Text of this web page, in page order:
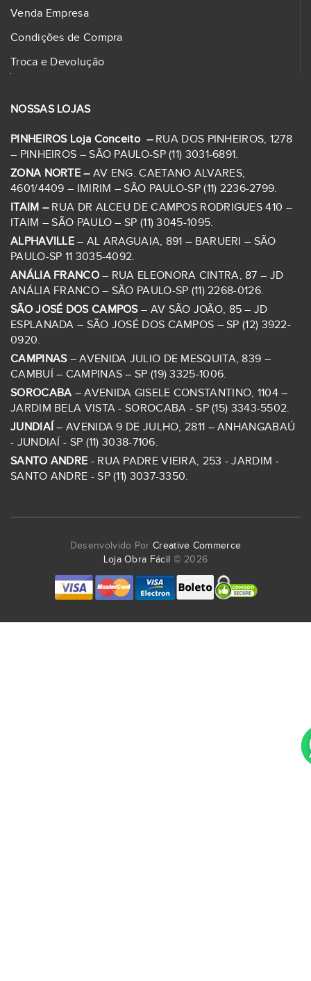
Venda Empresa
Condições de Compra
Troca e Devolução
NOSSAS LOJAS
PINHEIROS Loja Conceito – RUA DOS PINHEIROS, 1278
– PINHEIROS – SÃO PAULO-SP (11) 3031-6891.
ZONA NORTE – AV ENG. CAETANO ALVARES,
4601/4409 – IMIRIM – SÃO PAULO-SP (11) 2236-2799.
ITAIM – RUA DR ALCEU DE CAMPOS RODRIGUES 410 –
ITAIM – SÃO PAULO – SP (11) 3045-1095.
ALPHAVILLE – AL ARAGUAIA, 891 – BARUERI – SÃO
PAULO-SP 11 3035-4092.
ANÁLIA FRANCO– RUA ELEONORA CINTRA, 87 – JD
ANÁLIA FRANCO – SÃO PAULO-SP (11) 2268-0126.
SÃO JOSÉ DOS CAMPOS– AV SÃO JOÃO, 85 – JD
ESPLANADA – SÃO JOSÉ DOS CAMPOS – SP (12) 3922-
0920.
CAMPINAS– AVENIDA JULIO DE MESQUITA, 839 –
CAMBUÍ – CAMPINAS – SP (19) 3325-1006.
SOROCABA – AVENIDA GISELE CONSTANTINO, 1104 –
JARDIM BELA VISTA - SOROCABA - SP (15) 3343-5502.
JUNDIAÍ – AVENIDA 9 DE JULHO, 2811 – ANHANGABAÚ
- JUNDIAÍ - SP (11) 3038-7106.
SANTO ANDRE - RUA PADRE VIEIRA, 253 - JARDIM -
SANTO ANDRE - SP (11) 3037-3350.
Desenvolvido Por Creative Commerce
Loja Obra Fácil © 2026